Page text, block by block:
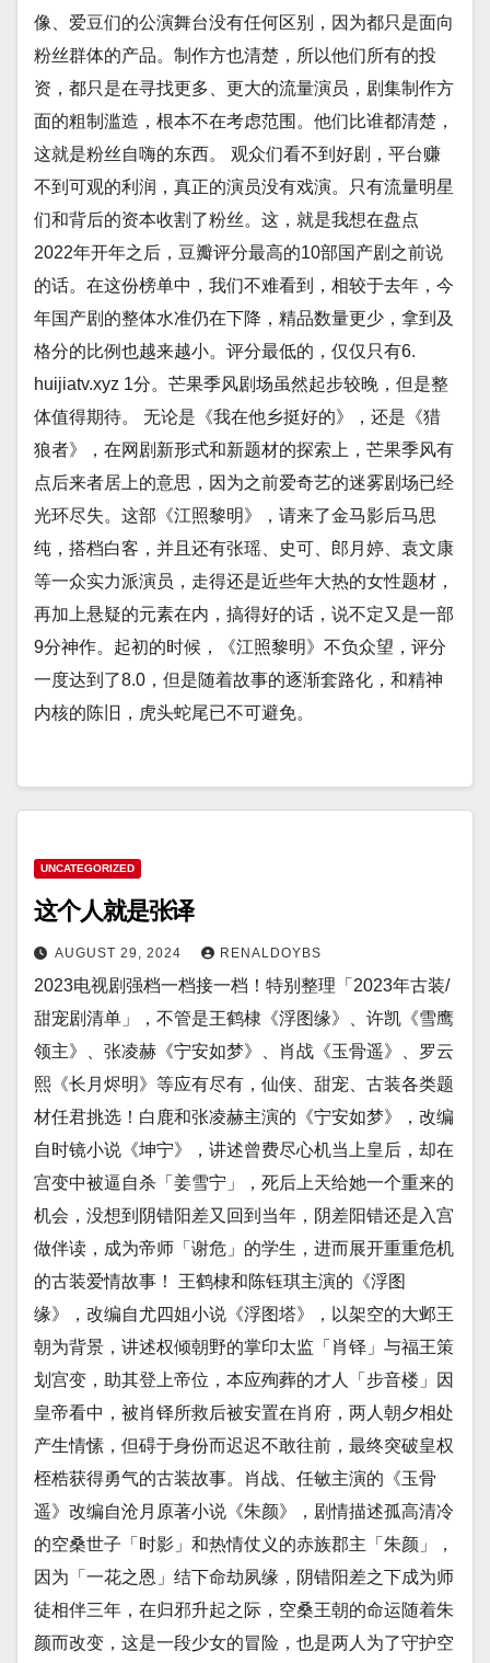
像、爱豆们的公演舞台没有任何区别，因为都只是面向
粉丝群体的产品。制作方也清楚，所以他们所有的投
资，都只是在寻找更多、更大的流量演员，剧集制作方
面的粗制滥造，根本不在考虑范围。他们比谁都清楚，
这就是粉丝自嗨的东西。 观众们看不到好剧，平台赚
不到可观的利润，真正的演员没有戏演。只有流量明星
们和背后的资本收割了粉丝。这，就是我想在盘点
2022年开年之后，豆瓣评分最高的10部国产剧之前说
的话。在这份榜单中，我们不难看到，相较于去年，今
年国产剧的整体水准仍在下降，精品数量更少，拿到及
格分的比例也越来越小。评分最低的，仅仅只有6.
huijiatv.xyz 1分。芒果季风剧场虽然起步较晚，但是整
体值得期待。 无论是《我在他乡挺好的》，还是《猎
狼者》，在网剧新形式和新题材的探索上，芒果季风有
点后来者居上的意思，因为之前爱奇艺的迷雾剧场已经
光环尽失。这部《江照黎明》，请来了金马影后马思
纯，搭档白客，并且还有张瑶、史可、郎月婷、袁文康
等一众实力派演员，走得还是近些年大热的女性题材，
再加上悬疑的元素在内，搞得好的话，说不定又是一部
9分神作。起初的时候，《江照黎明》不负众望，评分
一度达到了8.0，但是随着故事的逐渐套路化，和精神
内核的陈旧，虎头蛇尾已不可避免。
UNCATEGORIZED
这个人就是张译
AUGUST 29, 2024 RENALDOYBS
2023电视剧强档一档接一档！特别整理「2023年古装/
甜宠剧清单」，不管是王鹤棣《浮图缘》、许凯《雪鹰
领主》、张凌赫《宁安如梦》、肖战《玉骨遥》、罗云
熙《长月烬明》等应有尽有，仙侠、甜宠、古装各类题
材任君挑选！白鹿和张凌赫主演的《宁安如梦》，改编
自时镜小说《坤宁》，讲述曾费尽心机当上皇后，却在
宫变中被逼自杀「姜雪宁」，死后上天给她一个重来的
机会，没想到阴错阳差又回到当年，阴差阳错还是入宫
做伴读，成为帝师「谢危」的学生，进而展开重重危机
的古装爱情故事！ 王鹤棣和陈钰琪主演的《浮图
缘》，改编自尤四姐小说《浮图塔》，以架空的大邺王
朝为背景，讲述权倾朝野的掌印太监「肖铎」与福王策
划宫变，助其登上帝位，本应殉葬的才人「步音楼」因
皇帝看中，被肖铎所救后被安置在肖府，两人朝夕相处
产生情愫，但碍于身份而迟迟不敢往前，最终突破皇权
桎梏获得勇气的古装故事。肖战、任敏主演的《玉骨
遥》改编自沧月原著小说《朱颜》，剧情描述孤高清冷
的空桑世子「时影」和热情仗义的赤族郡主「朱颜」，
因为「一花之恩」结下命劫夙缘，阴错阳差之下成为师
徒相伴三年，在归邪升起之际，空桑王朝的命运随着朱
颜而改变，这是一段少女的冒险，也是两人为了守护空